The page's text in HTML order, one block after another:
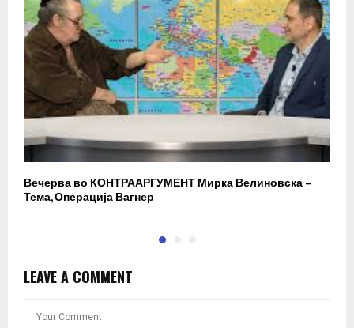
Вечерва во КОНТРААРГУМЕНТ Мирка Велиновска –
Тема, Операција Вагнер
LEAVE A COMMENT